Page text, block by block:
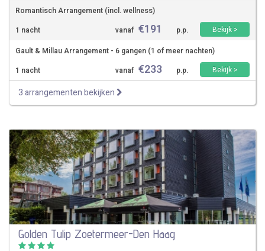
Romantisch Arrangement (incl. wellness)
1 nacht
vanaf €191 p.p.
Bekijk >
Gault & Millau Arrangement - 6 gangen (1 of meer nachten)
1 nacht
vanaf €233 p.p. Bekijk >
3 arrangementen bekijken
Golden Tulip Zoetermeer-Den Haag